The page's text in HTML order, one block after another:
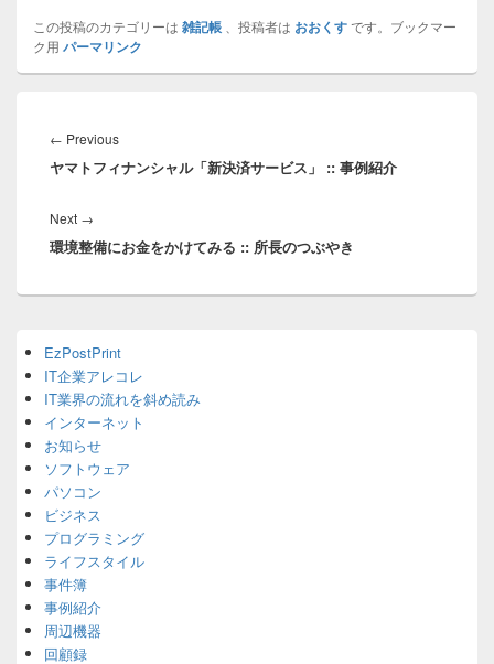
この投稿のカテゴリーは 雑記帳 、投稿者は おおくすです。ブックマー
ク用 パーマリンク
稿
ナ
ゲ
ー
シ
← PreviousPrevious
post:
ヤマトフィナンシャル「新決済サービス」 :: 事例紹介
Next →
post:
環境整備にお金をかけてみる :: 所長のつぶやき
Sidebar
Widget
Area
EzPostPrint
IT企業アレコレ
IT業界の流れを斜め読み
インターネット
お知らせ
ソフトウェア
パソコン
ビジネス
プログラミング
ライフスタイル
事件簿
事例紹介
周辺機器
回顧録